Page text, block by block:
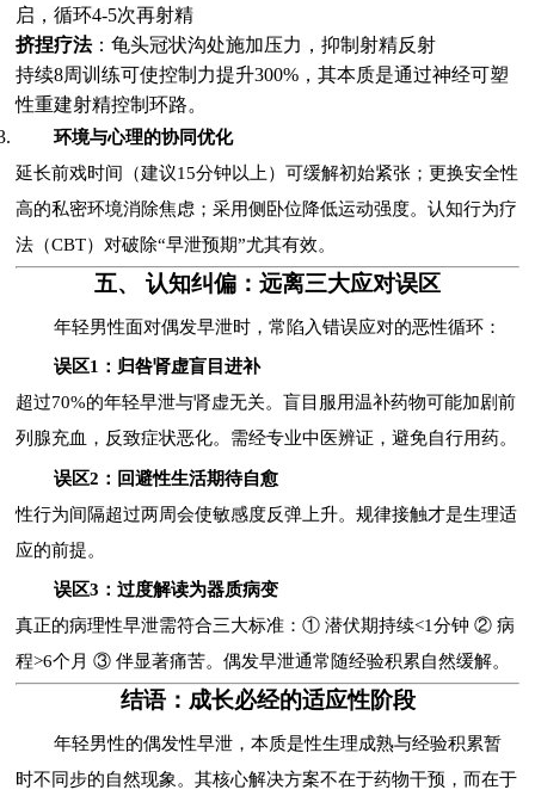
启，循环4-5次再射精
挤捏疗法：龟头冠状沟处施加压力，抑制射精反射
持续8周训练可使控制力提升300%，其本质是通过神经可塑
性重建射精控制环路。
环境与心理的协同优化
延长前戏时间（建议15分钟以上）可缓解初始紧张；更换安全性
高的私密环境消除焦虑；采用侧卧位降低运动强度。认知行为疗
法（CBT）对破除“早泄预期”尤其有效。
五、 认知纠偏：远离三大应对误区
年轻男性面对偶发早泄时，常陷入错误应对的恶性循环：
误区1：归咎肾虚盲目进补
超过70%的年轻早泄与肾虚无关。盲目服用温补药物可能加剧前
列腺充血，反致症状恶化。需经专业中医辨证，避免自行用药。
误区2：回避性生活期待自愈
性行为间隔超过两周会使敏感度反弹上升。规律接触才是生理适
应的前提。
误区3：过度解读为器质病变
真正的病理性早泄需符合三大标准：① 潜伏期持续<1分钟 ② 病
程>6个月 ③ 伴显著痛苦。偶发早泄通常随经验积累自然缓解。
结语：成长必经的适应性阶段
年轻男性的偶发性早泄，本质是性生理成熟与经验积累暂
时不同步的自然现象。其核心解决方案不在于药物干预，而在于